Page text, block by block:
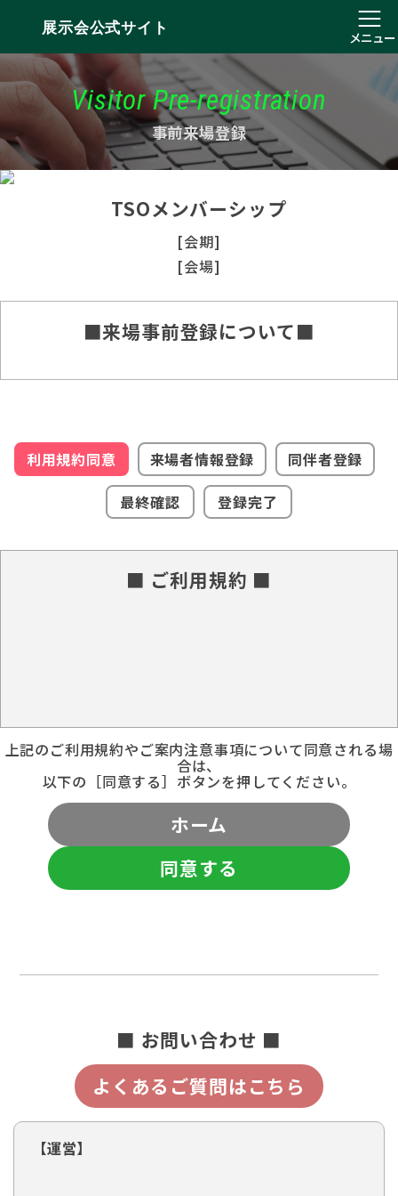
展示会公式サイト
メニュー
Visitor Pre-registration
事前来場登録
TSOメンバーシップ
[会期]
[会場]
■来場事前登録について■
利用規約同意 来場者情報登録
同伴者登録
最終確認
登録完了
■ ご利用規約 ■
上記のご利用規約やご案内注意事項について同意される場
合は、
以下の［同意する］ボタンを押してください。
ホーム
同意する
■ お問い合わせ ■
よくあるご質問はこちら
【運営】